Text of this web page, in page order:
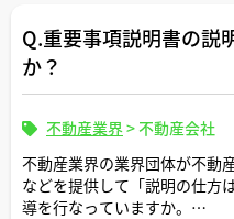
Q.重要事項説明書の説
か？
不動産業界>不動産会社
不動産業界の業界団体が不動
などを提供して「説明の仕方
導を行なっていますか。